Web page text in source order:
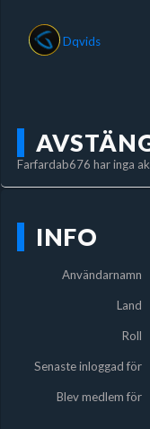
Dqvids
Farfardab676 har inga
INFO
Användarnamn
Land
Roll
Senaste inloggad för
Blev medlem för